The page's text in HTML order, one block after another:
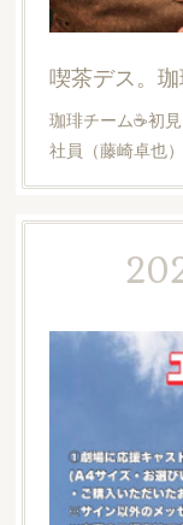
喫茶デス。
珈琲チーム☕️初
社員（藤崎卓也）